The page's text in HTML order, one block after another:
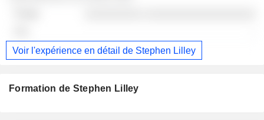
Voir l'expérience en détail de Stephen Lilley
Formation de Stephen Lilley